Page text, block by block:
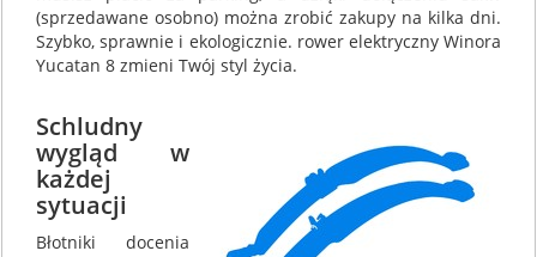
(sprzedawane osobno) można zrobić zakupy na kilka dni.
Szybko, sprawnie i ekologicznie. rower elektryczny Winora
Yucatan 8 zmieni Twój styl życia.
Schludny
wygląd w
każdej
sytuacji
Błotniki docenia